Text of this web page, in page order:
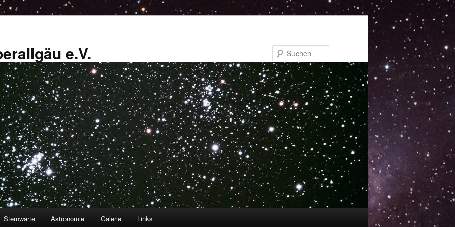
e.V.
Sternwarte Astronomie Galerie Links